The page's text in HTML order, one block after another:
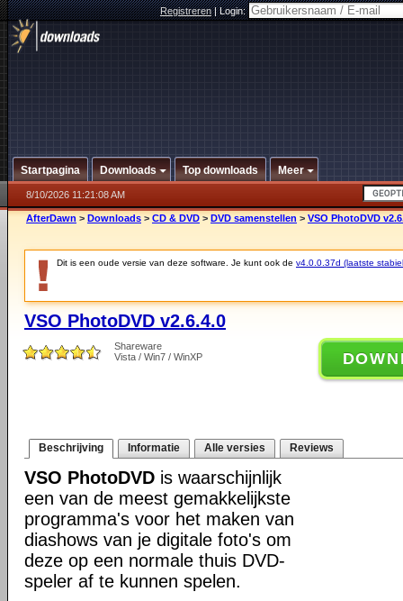
Registreren|Login:
Startpagina Downloads Top downloads Meer
8/10/2026 11:21:08 AM
AfterDawn > Downloads > CD & DVD > DVD samenstellen > VSO PhotoDVD
Dit is een oude versie van deze software. Je kunt ook de v4.0.0.37d (laatste
VSO PhotoDVD v2.6.4.0
Shareware
Vista / Win7 / WinXP
Beschrijving Informatie Alle versies Reviews
VSO PhotoDVD is waarschijnlijk
een van de meest gemakkelijkste
programma's voor het maken van
diashows van je digitale foto's om
deze op een normale thuis DVD-
speler af te kunnen spelen.